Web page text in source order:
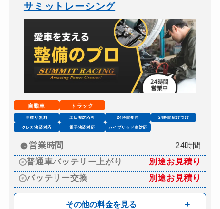
サミットレーシング
自動車 トラック
見積り無料 土日祝対応可 24時間受付 24時間駆けつけ
クレカ決済対応 電子決済対応 ハイブリッド車対応
営業時間 24時間
普通車バッテリー上がり
別途お見積り
バッテリー交換
別途お見積り
その他の料金を見る